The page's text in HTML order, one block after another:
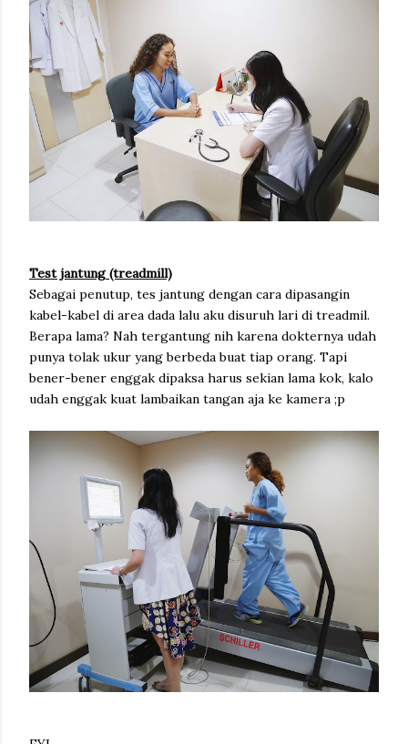
Test jantung (treadmill)
Sebagai penutup, tes jantung dengan cara dipasangin
kabel-kabel di area dada lalu aku disuruh lari di treadmil.
Berapa lama? Nah tergantung nih karena dokternya udah
punya tolak ukur yang berbeda buat tiap orang. Tapi
bener-bener enggak dipaksa harus sekian lama kok, kalo
udah enggak kuat lambaikan tangan aja ke kamera ;p